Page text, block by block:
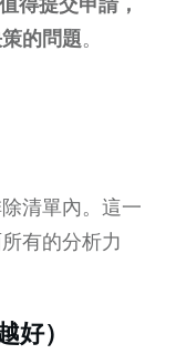
的問題。
清單內。這一
有的分析力
好）